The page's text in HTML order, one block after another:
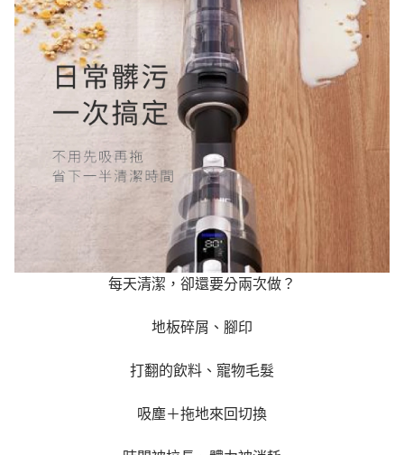
每天清潔，卻還要分兩次做？
地板碎屑、腳印
打翻的飲料、寵物毛髮
吸塵＋拖地來回切換